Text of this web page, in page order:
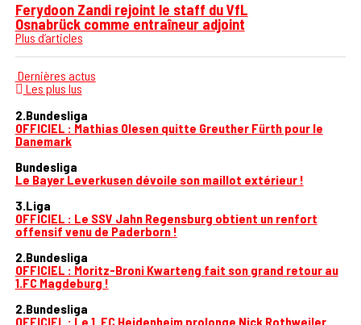
Ferydoon Zandi rejoint le staff du VfL
Osnabrück comme entraîneur adjoint
Plus d’articles
Dernières actus
Les plus lus
2.Bundesliga
OFFICIEL : Mathias Olesen quitte Greuther Fürth pour le
Danemark
Bundesliga
Le Bayer Leverkusen dévoile son maillot extérieur !
3.Liga
OFFICIEL : Le SSV Jahn Regensburg obtient un renfort
offensif venu de Paderborn !
2.Bundesliga
OFFICIEL : Moritz-Broni Kwarteng fait son grand retour au
1.FC Magdeburg !
2.Bundesliga
OFFICIEL : Le 1. FC Heidenheim prolonge Nick Rothweiler